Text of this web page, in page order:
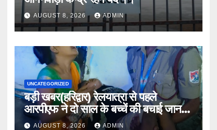
AUGUST 8, 2026 ADMIN
UNCATEGORIZED
बड़ी खबर(हरिद्वार) रेलयात्रा से पहले
आरपीएफ ने दो साल के बच्चें की बचाई जान
।।AUGUST 8, 2026 ADMIN